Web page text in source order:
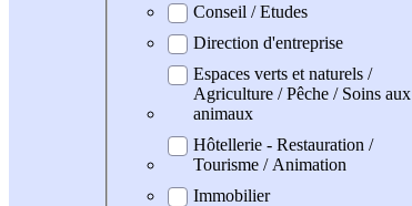
Conseil / Etudes
Direction d'entreprise
Espaces verts et naturels /
Agriculture / Pêche / Soins aux
animaux
Hôtellerie - Restauration /
Tourisme / Animation
Immobilier